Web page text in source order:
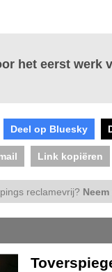
het eerst werk
Deel op Bluesky
Link kopiëren
reclamevrij?